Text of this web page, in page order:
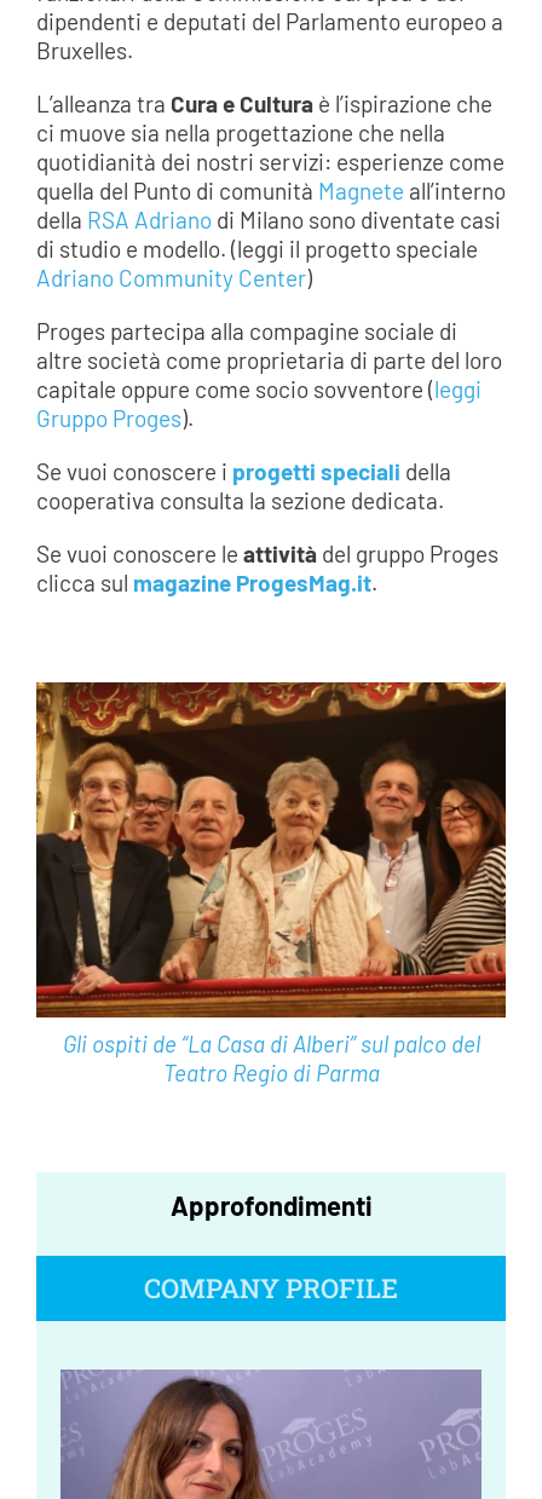
dipendenti e deputati del Parlamento europeo a
Bruxelles.
L’alleanza tra Cura e Culturaè l’ispirazione che
ci muove sia nella progettazione che nella
quotidianità dei nostri servizi: esperienze come
quella del Punto di comunità Magnete all’interno
della RSA Adriano di Milano sono diventate casi
di studio e modello. (leggi il progetto speciale
Adriano Community Center)
Proges partecipa alla compagine sociale di
altre società come proprietaria di parte del loro
capitale oppure come socio sovventore (leggi
Gruppo Proges).
Se vuoi conoscere i progetti speciali della
cooperativa consulta la sezione dedicata.
Se vuoi conoscere le attivitàdel gruppo Proges
clicca sul magazine ProgesMag.it.
Gli ospiti de “La Casa di Alberi” sul palco del
Teatro Regio di Parma
Approfondimenti
COMPANY PROFILE